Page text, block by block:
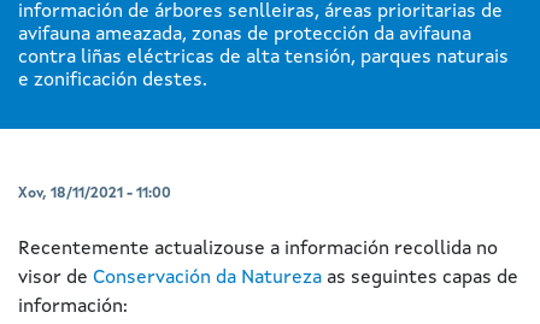
información de árbores senlleiras, áreas prioritarias de
avifauna ameazada, zonas de protección da avifauna
contra liñas eléctricas de alta tensión, parques naturais
e zonificación destes.
Xov, 18/11/2021 - 11:00
Recentemente actualizouse a información recollida no
visor de Conservación da Natureza as seguintes capas de
información: